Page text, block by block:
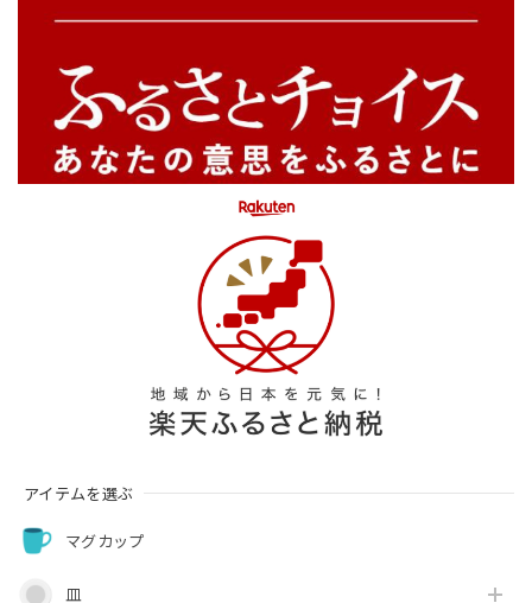
アイテムを選ぶ
マグカップ
皿